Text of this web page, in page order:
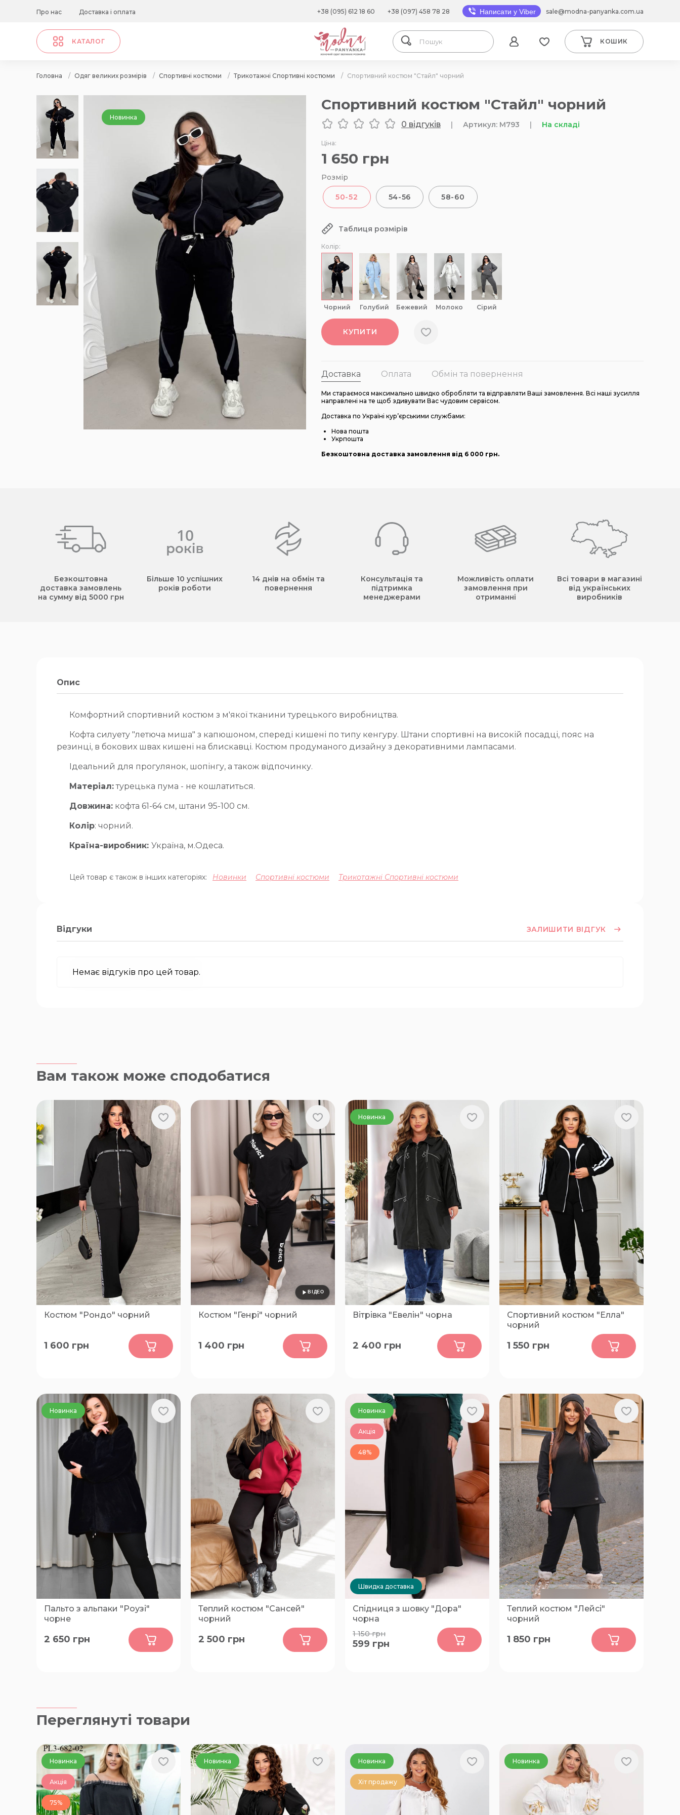
Про нас Доставка і оплата +38 (095) 612 18 60 +38 (097) 458 78 28 Написати у Viber sale@modna-panyanka.com.ua
КАТАЛОГ КОШИК
Головна / Одяг великих розмірів / Спортивні костюми / Трикотажні Спортивні костюми / Спортивний костюм "Стайл" чорний
Новинка
Спортивний костюм "Стайл" чорний
0 відгуків | Артикул: M793 | На складі
Ціна:
1 650 грн
Розмір
50-52 54-56 58-60
Таблиця розмірів
Колір:
чорний голубий бежевий молоко сірий
КУПИТИ
Доставка Оплата Обмін та повернення
Ми стараємося максимально швидко обробляти та відправляти Ваші замовлення. Всі наші зусилля
направлені на те щоб здивувати Вас чудовим сервісом.
Доставка по Україні кур’єрськими службами:
Нова пошта
Укрпошта
Безкоштовна доставка замовлення від 6 000 грн.
Безкоштовна
доставка замовлень
на сумму від 5000 грн
Більше 10 успішних
років роботи
14 днів на обмін та
повернення
Консультація та
підтримка
менеджерами
Можливість оплати
замовлення при
отриманні
Всі товари в магазині
від українських
виробників
Опис
Комфортний спортивний костюм з м'якої тканини турецького виробництва.
Кофта силуету "летюча миша" з капюшоном, спереді кишені по типу кенгуру. Штани спортивні на високій посадці, пояс на
резинці, в бокових швах кишені на блискавці. Костюм продуманого дизайну з декоративними лампасами.
Ідеальний для прогулянок, шопінгу, а також відпочинку.
Матеріал:турецька пума - не кошлатиться.
Довжина: кофта 61-64 см, штани 95-100 см.
Колір: чорний.
Країна-виробник: Україна, м.Одеса.
Цей товар є також в інших категоріях: Новинки Спортивні костюми Трикотажні Спортивні костюми
Відгуки ЗАЛИШИТИ ВІДГУК
Немає відгуків про цей товар.
Вам також може сподобатися
Костюм "Рондо" чорний
1 600 грн
Костюм "Генрі" чорний
44-46, 48-50, 52-54, 56-58
1 400 грн
Новинка
Вітрівка "Евелін" чорна
56-58, 60-62, 64-66, 68-70
2 400 грн
Спортивний костюм "Елла"
чорний
52-54, 56-58, 60-62, 64-66
1 550 грн
Новинка
Пальто з альпаки "Роузі"
чорне
2 650 грн
Теплий костюм "Сансей"
чорний
46-48, 50-52, 54-56, 58-60, 62-64,
2 500 грн
Новинка
Акція
48%
Швидка доставка
Спідниця з шовку "Дора"
чорна
54-56
1 150грн
599 грн
Теплий костюм "Лейсі"
чорний
1 850 грн
Переглянуті товари
Новинка
Акція
75%
Новинка Новинка
Хіт продажу
Новинка